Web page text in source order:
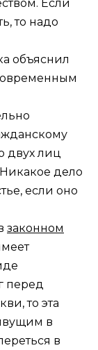
Если
то надо
объяснил
двух лиц
дело
если оно
законном
перед
то эта
в
в